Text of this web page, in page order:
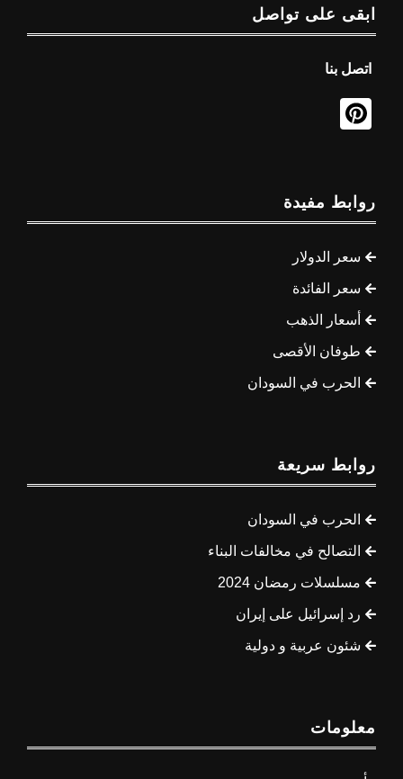
ابقى على تواصل
اتصل بنا
روابط مفيدة
سعر الدولار
سعر الفائدة
أسعار الذهب
طوفان الأقصى
الحرب في السودان
روابط سريعة
الحرب في السودان
التصالح في مخالفات البناء
مسلسلات رمضان 2024
رد إسرائيل على إيران
شئون عربية و دولية
معلومات